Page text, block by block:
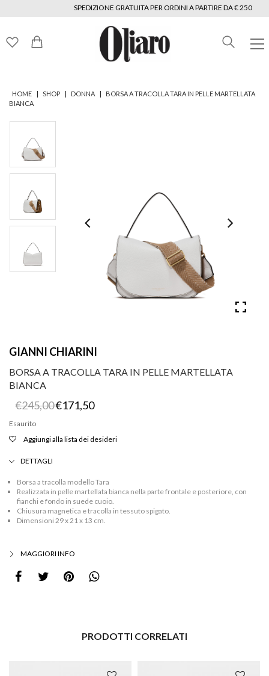
SPEDIZIONE GRATUITA PER ORDINI A PARTIRE DA € 250
HOME | SHOP | DONNA |
BORSA A TRACOLLA TARA IN PELLE MARTELLATA
BIANCA
GIANNI CHIARINI
BORSA A TRACOLLA TARA IN PELLE MARTELLATA
BIANCA
€245,00 Il
prezzo
€245,00.
€171,50Il
prezzo
€171,50.
Esaurito
Aggiungi alla lista dei desideri
DETTAGLI
Borsa a tracolla modello Tara
Realizzata in pelle martellata bianca nella parte frontale e posteriore, con
fianchi e fondo in suede cuoio.
Chiusura magnetica e tracolla in tessuto spigato.
Dimensioni 29 x 21 x 13 cm.
MAGGIORI INFO
PRODOTTI CORRELATI